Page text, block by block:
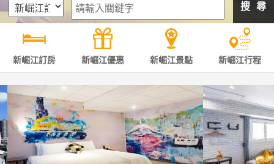
灣
訂
房
直接跟飯店訂房HOT
特
色
搜 尋
新崛江訂房 新崛江優惠 新崛江景點 新崛江行程